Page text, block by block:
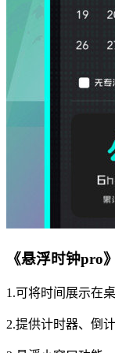
《悬浮时钟pro
1.可将时间展示在
2.提供计时器、倒